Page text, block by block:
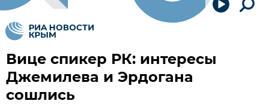
Вице спикер РК: интересы
Джемилева и Эрдогана
сошлись